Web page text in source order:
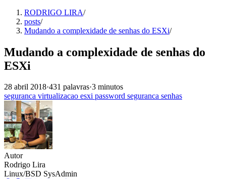
RODRIGO LIRA/
posts/
Mudando a complexidade de senhas do ESXi/
Mudando a complexidade de senhas do
ESXi
28 abril 2018·431 palavras·3 minutos
seguranca virtualizacao esxi password seguranca senhas
Autor
Rodrigo Lira
Linux/BSD SysAdmin